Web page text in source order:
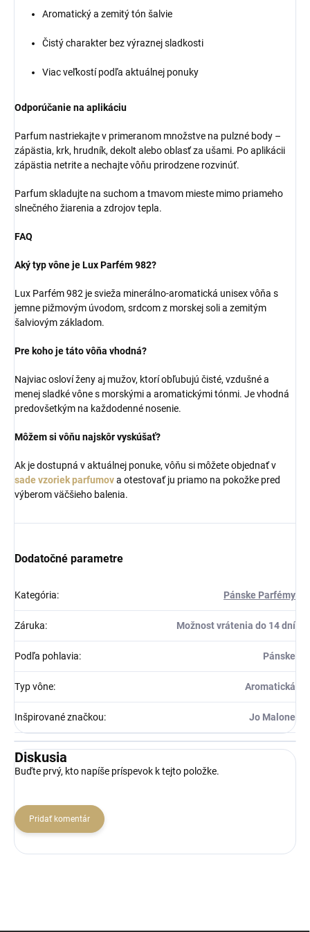
Aromatický a zemitý tón šalvie
Čistý charakter bez výraznej sladkosti
Viac veľkostí podľa aktuálnej ponuky
Odporúčanie na aplikáciu
Parfum nastriekajte v primeranom množstve na pulzné body –
zápästia, krk, hrudník, dekolt alebo oblasť za ušami. Po aplikácii
zápästia netrite a nechajte vôňu prirodzene rozvinúť.
Parfum skladujte na suchom a tmavom mieste mimo priameho
slnečného žiarenia a zdrojov tepla.
FAQ
Aký typ vône je Lux Parfém 982?
Lux Parfém 982 je svieža minerálno-aromatická unisex vôňa s
jemne pižmovým úvodom, srdcom z morskej soli a zemitým
šalviovým základom.
Pre koho je táto vôňa vhodná?
Najviac osloví ženy aj mužov, ktorí obľubujú čisté, vzdušné a
menej sladké vône s morskými a aromatickými tónmi. Je vhodná
predovšetkým na každodenné nosenie.
Môžem si vôňu najskôr vyskúšať?
Ak je dostupná v aktuálnej ponuke, vôňu si môžete objednať v
sade vzoriek parfumova otestovať ju priamo na pokožke pred
výberom väčšieho balenia.
Dodatočné parametre
Kategória: Pánske Parfémy
Záruka: Možnost vrátenia do 14 dní
Podľa pohlavia: Pánske
Typ vône: Aromatická
Inšpirované značkou: Jo Malone
Diskusia
Buďte prvý, kto napíše príspevok k tejto položke.
Pridať komentár